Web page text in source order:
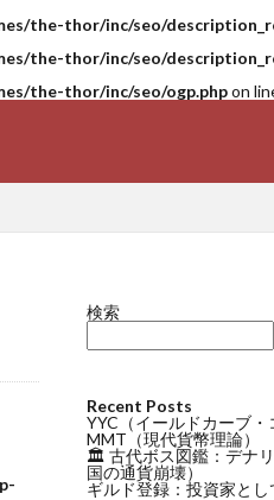
the-thor/inc/seo/
the-thor/inc/seo/
the-thor/inc/seo/ogp.phpon
検索
Recent Posts
YYC（イールドカーブ・
MMT（現代貨幣理論）
🏛 古代ボス図鑑：デナ
国の通貨崩壊）
ギルド登録：投資家とし